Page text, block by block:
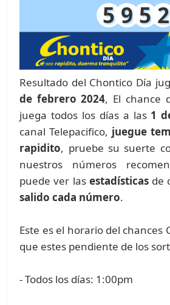
5 9 5 2
Resultado del Chontico Día
de febrero 2024, El chance
juega todos los días a las 1
canal Telepacifico, juegue
rapidito, pruebe su suerte
nuestros números
puede ver las estadísticasde
salido cada número.
Este es el horario del chances
que estes pendiente de los
- Todos los días: 1:00pm